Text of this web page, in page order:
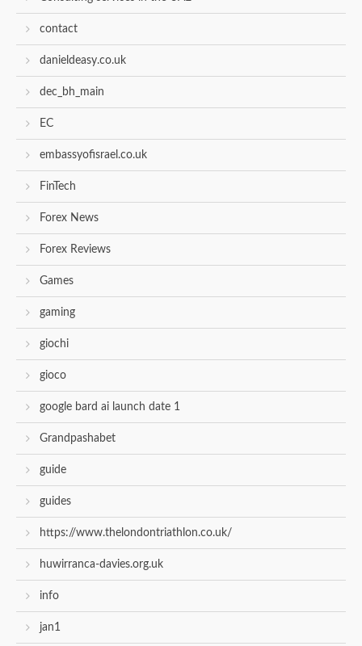
contact
danieldeasy.co.uk
dec_bh_main
EC
embassyofisrael.co.uk
FinTech
Forex News
Forex Reviews
Games
gaming
giochi
gioco
google bard ai launch date 1
Grandpashabet
guide
guides
https://www.thelondontriathlon.co.uk/
huwirranca-davies.org.uk
info
jan1